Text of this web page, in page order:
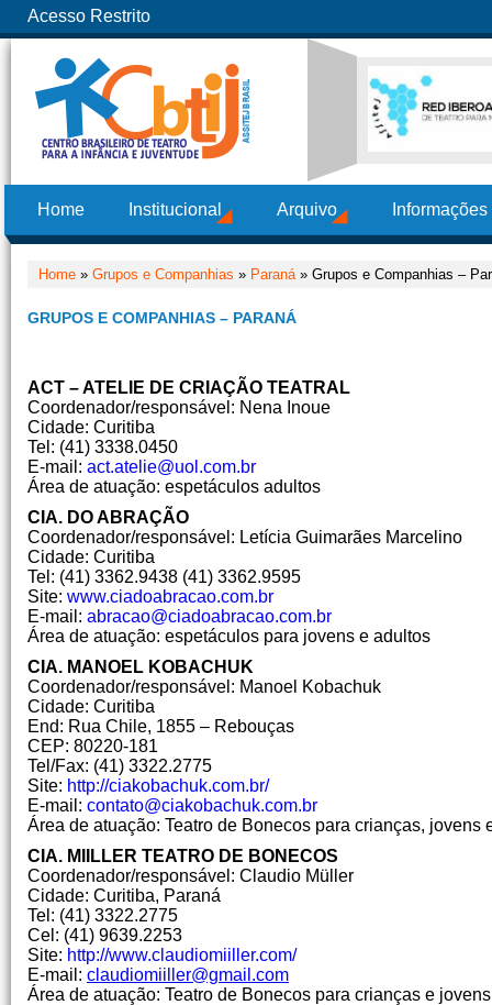
Acesso Restrito
Home Institucional Arquivo
Home » Grupos e Companhias » Paraná» Grupos e Companhias –
GRUPOS E COMPANHIAS – PARANÁ
ACT – ATELIE DE CRIAÇÃO TEATRAL
Coordenador/responsável: Nena Inoue
Cidade: Curitiba
Tel: (41) 3338.0450
E-mail: act.atelie@uol.com.br
Área de atuação: espetáculos adultos
CIA. DO ABRAÇÃO
Coordenador/responsável: Letícia Guimarães Marcelino
Cidade: Curitiba
Tel: (41) 3362.9438 (41) 3362.9595
Site: www.ciadoabracao.com.br
E-mail: abracao@ciadoabracao.com.br
Área de atuação: espetáculos para jovens e adultos
CIA. MANOEL KOBACHUK
Coordenador/responsável: Manoel Kobachuk
Cidade: Curitiba
End: Rua Chile, 1855 – Rebouças
CEP: 80220-181
Tel/Fax: (41) 3322.2775
Site: http://ciakobachuk.com.br/
E-mail: contato@ciakobachuk.com.br
Área de atuação: Teatro de Bonecos para crianças, jovens
CIA. MIILLER TEATRO DE BONECOS
Coordenador/responsável: Claudio Müller
Cidade: Curitiba, Paraná
Tel: (41) 3322.2775
Cel: (41) 9639.2253
Site: http://www.claudiomiiller.com/
E-mail: claudiomiiller@gmail.com
Área de atuação: Teatro de Bonecos para crianças e jovens